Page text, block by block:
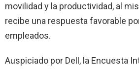
movilidad y la productividad, al
recibe una respuesta favorable
empleados.
Auspiciado por Dell, la Encuesta